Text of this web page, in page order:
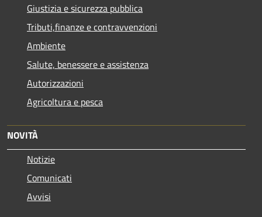
Giustizia e sicurezza pubblica
Tributi,finanze e contravvenzioni
Ambiente
Salute, benessere e assistenza
Autorizzazioni
Agricoltura e pesca
NOVITÀ
Notizie
Comunicati
Avvisi